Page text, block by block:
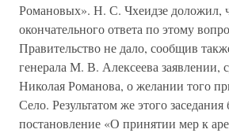
Романовых». Н. С. Чхеидзе доложил,
окончательного ответа по этому
Правительство не дало, сообщив
генерала М. В. Алексеева заявлении,
Николая Романова, о желании того
Село. Результатом же этого
постановление «О принятии мер к